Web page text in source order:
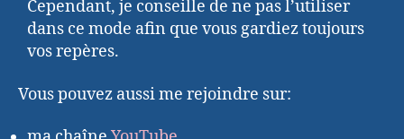
Cependant, je conseille de ne pas l’utiliser
dans ce mode afin que vous gardiez toujours
vos repères.
Vous pouvez aussi me rejoindre sur: